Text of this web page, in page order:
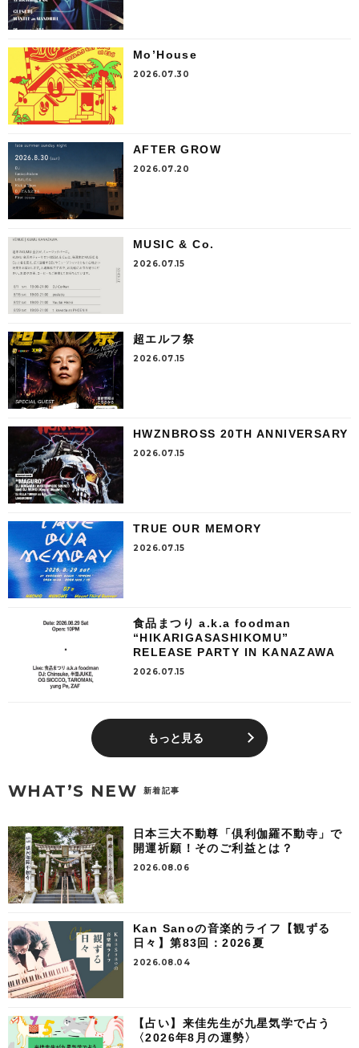
Mo’House
2026.07.30
AFTER GROW
2026.07.20
MUSIC & Co.
2026.07.15
超エルフ祭
2026.07.15
HWZNBROSS 20TH ANNIVERSARY
2026.07.15
TRUE OUR MEMORY
2026.07.15
食品まつり a.k.a foodman
“HIKARIGASASHIKOMU”
RELEASE PARTY IN KANAZAWA
2026.07.15
もっと見る
WHAT’S NEW 新着記事
日本三大不動尊「倶利伽羅不動寺」で
開運祈願！そのご利益とは？
2026.08.06
Kan Sanoの音楽的ライフ【観ずる
日々】第83回：2026夏
2026.08.04
【占い】来佳先生が九星気学で占う
〈2026年8月の運勢〉